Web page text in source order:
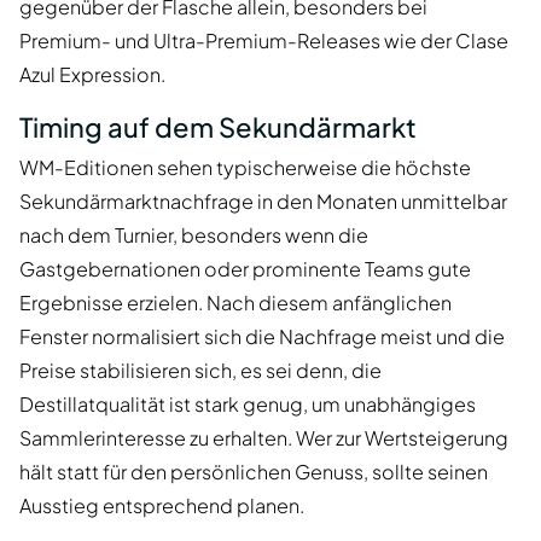
gegenüber der Flasche allein, besonders bei
Premium- und Ultra-Premium-Releases wie der Clase
Azul Expression.
Timing auf dem Sekundärmarkt
WM-Editionen sehen typischerweise die höchste
Sekundärmarktnachfrage in den Monaten unmittelbar
nach dem Turnier, besonders wenn die
Gastgebernationen oder prominente Teams gute
Ergebnisse erzielen. Nach diesem anfänglichen
Fenster normalisiert sich die Nachfrage meist und die
Preise stabilisieren sich, es sei denn, die
Destillatqualität ist stark genug, um unabhängiges
Sammlerinteresse zu erhalten. Wer zur Wertsteigerung
hält statt für den persönlichen Genuss, sollte seinen
Ausstieg entsprechend planen.